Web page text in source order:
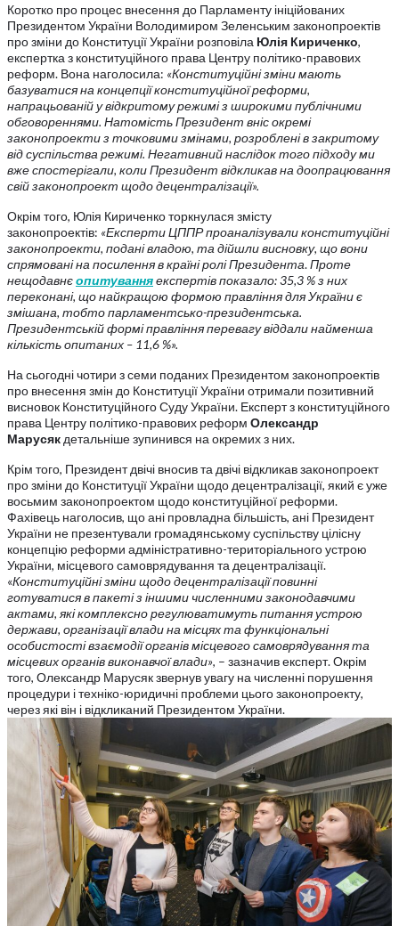
Коротко про процес внесення до Парламенту ініційованих
Президентом України Володимиром Зеленським законопроектів
про зміни до Конституції України розповіла Юлія Кириченко,
експертка з конституційного права Центру політико-правових
реформ. Вона наголосила: «Конституційні зміни мають
базуватися на концепції конституційної реформи,
напрацьованій у відкритому режимі з широкими публічними
обговореннями. Натомість Президент вніс окремі
законопроекти з точковими змінами, розроблені в закритому
від суспільства режимі. Негативний наслідок того підходу ми
вже спостерігали, коли Президент відкликав на доопрацювання
свій законопроект щодо децентралізації».
Окрім того, Юлія Кириченко торкнулася змісту
законопроектів: «Експерти ЦППР проаналізували конституційні
законопроекти, подані владою, та дійшли висновку, що вони
спрямовані на посилення в країні ролі Президента.Проте
нещодавнєопитуванняекспертів показало: 35,3 % з них
переконані, що найкращою формою правління для України є
змішана, тобто парламентсько-президентська.
Президентській формі правління перевагу віддали найменша
кількість опитаних – 11,6 %».
На сьогодні чотири з семи поданих Президентом законопроектів
про внесення змін до Конституції України отримали позитивний
висновок Конституційного Суду України. Експерт з конституційного
права Центру політико-правових реформ Олександр
Марусяк детальніше зупинився на окремих з них.
Крім того, Президент двічі вносив та двічі відкликав законопроект
про зміни до Конституції України щодо децентралізації, який є уже
восьмим законопроектом щодо конституційної реформи.
Фахівець наголосив, що ані провладна більшість, ані Президент
України не презентували громадянському суспільству цілісну
концепцію реформи адміністративно-територіального устрою
України, місцевого самоврядування та децентралізації.
«Конституційні зміни щодо децентралізації повинні
готуватися в пакеті з іншими численними законодавчими
актами, які комплексно регулюватимуть питання устрою
держави, організації влади на місцях та функціональні
особистості взаємодії органів місцевого самоврядування та
місцевих органів виконавчої влади», – зазначив експерт. Окрім
того, Олександр Марусяк звернув увагу на численні порушення
процедури і техніко-юридичні проблеми цього законопроекту,
через які він і відкликаний Президентом України.